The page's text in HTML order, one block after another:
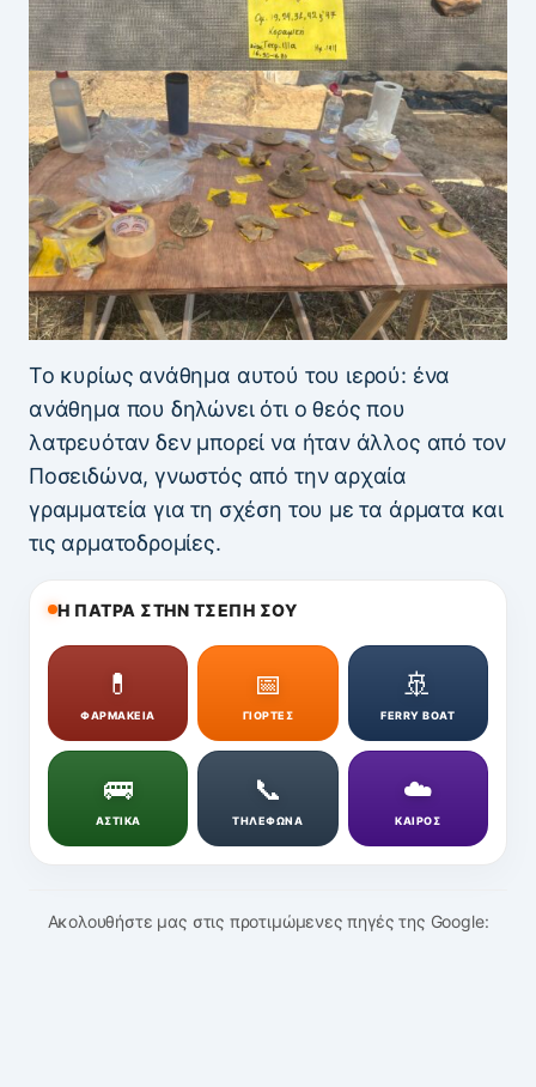
Το κυρίως ανάθημα αυτού του ιερού: ένα
ανάθημα που δηλώνει ότι ο θεός που
λατρευόταν δεν μπορεί να ήταν άλλος από τον
Ποσειδώνα, γνωστός από την αρχαία
γραμματεία για τη σχέση του με τα άρματα και
τις αρματοδρομίες.
Η ΠΑΤΡΑ ΣΤΗΝ ΤΣΕΠΗ ΣΟΥ
💊
ΦΑΡΜΑΚΕΙΑ
📅
ΓΙΟΡΤΕΣ
🚢
FERRY BOAT
🚌
ΑΣΤΙΚΑ
📞
ΤΗΛΕΦΩΝΑ
☁️
ΚΑΙΡΟΣ
Ακολουθήστε μας στις προτιμώμενες πηγές της Google: